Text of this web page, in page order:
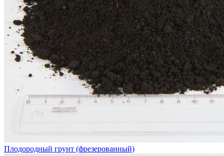
Плодородный грунт (фрезерованный)